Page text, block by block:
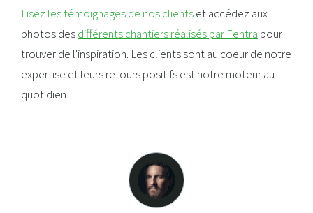
Lisez les témoignages de nos clientset accédez aux
photos desdifférents chantiers réalisés par Fentra pour
trouver de l'inspiration. Les clients sont au coeur de notre
expertise et leurs retours positifs est notre moteur au
quotidien.